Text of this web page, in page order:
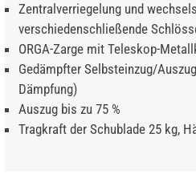
Zentralverriegelung und
verschiedenschließende
ORGA-Zarge mit Teleskop-
Gedämpfter Selbsteinzug/
Dämpfung)
Auszug bis zu 75 %
Tragkraft der Schublade 25 kg,